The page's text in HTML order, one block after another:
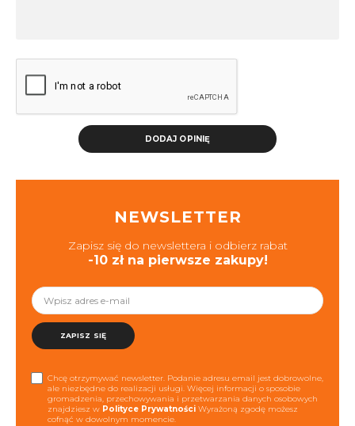
DODAJ OPINIĘ
NEWSLETTER
Zapisz się do newslettera i odbierz rabat
-10 zł na pierwsze zakupy!
ZAPISZ SIĘ
Chcę otrzymywać newsletter. Podanie adresu email jest dobrowolne,
ale niezbędne do realizacji usługi. Więcej informacji o sposobie
gromadzenia, przechowywania i przetwarzania danych osobowych
znajdziesz w Polityce Prywatności Wyrażoną zgodę możesz
cofnąć w dowolnym momencie.